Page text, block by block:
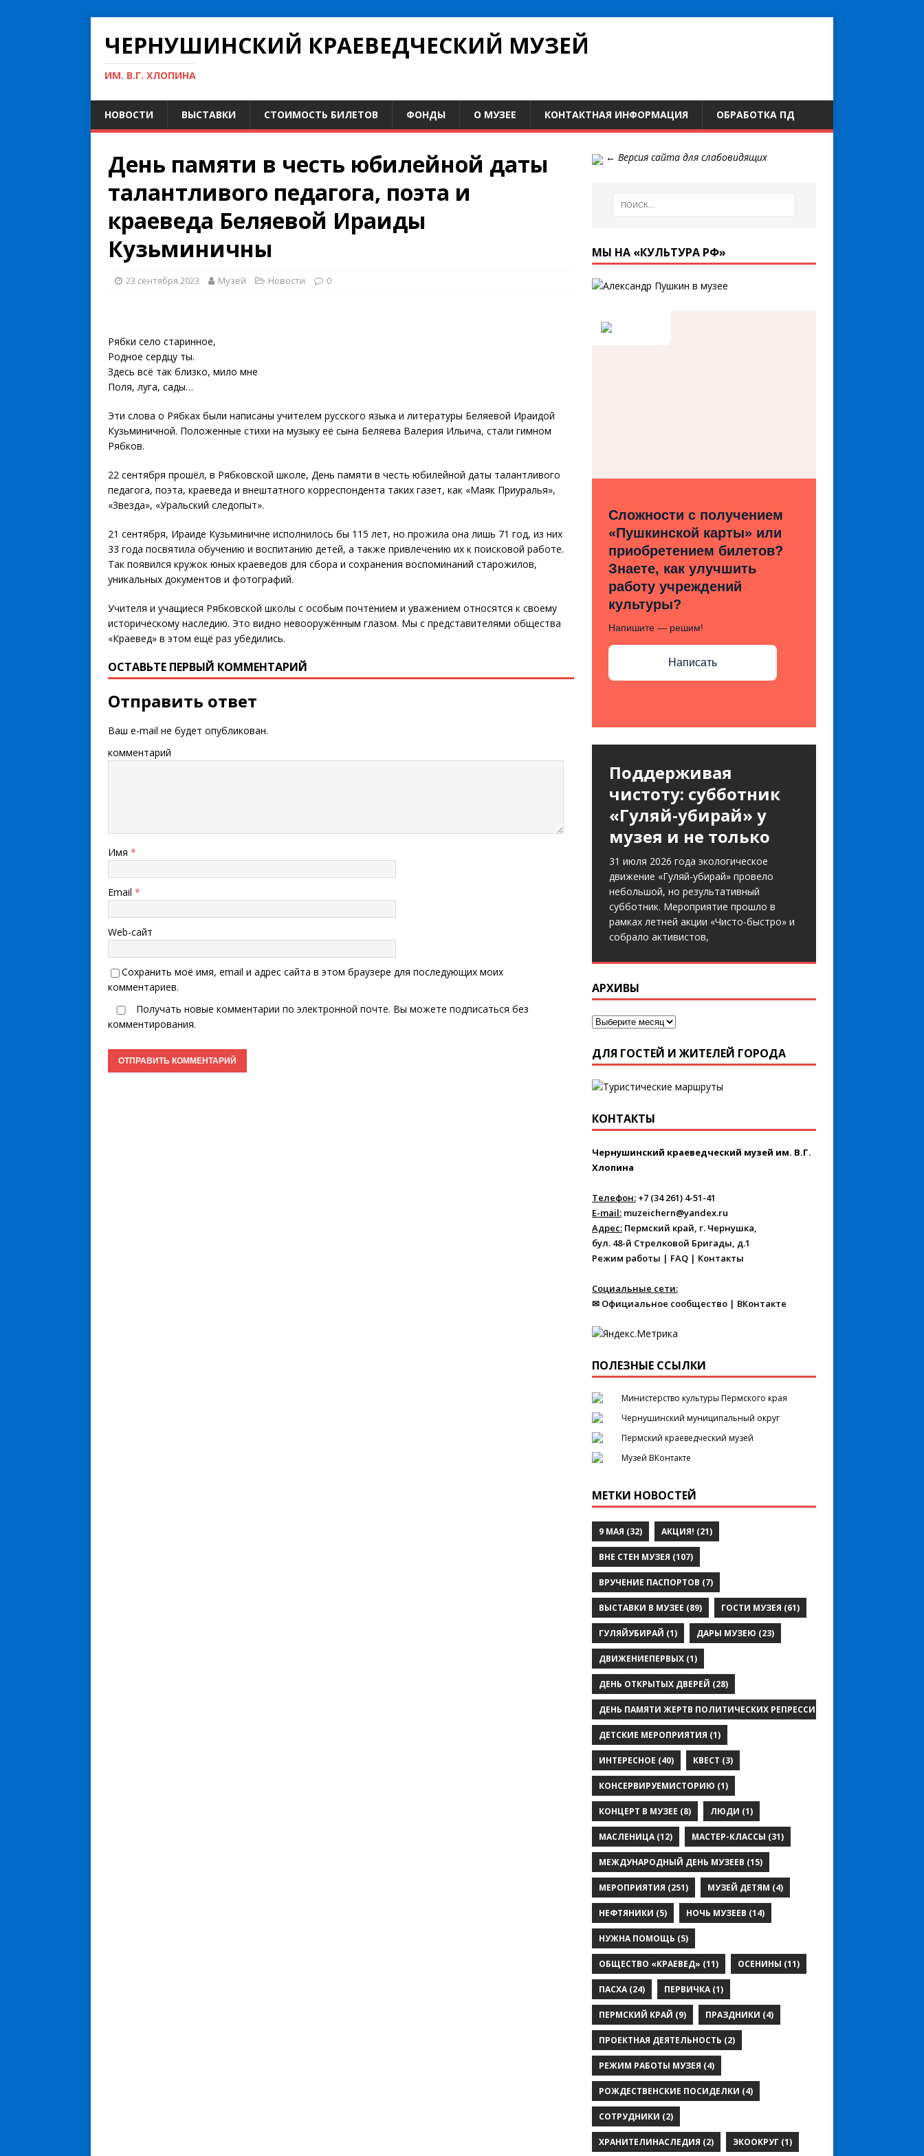
ЧЕРНУШИНСКИЙ КРАЕВЕДЧЕСКИЙ МУЗЕЙ
ИМ. В.Г. ХЛОПИНА
НОВОСТИ ВЫСТАВКИ СТОИМОСТЬ БИЛЕТОВ ФОНДЫ О МУЗЕЕ КОНТАКТНАЯ ИНФОРМАЦИЯ ОБРАБОТКА ПД
День памяти в честь юбилейной даты
талантливого педагога, поэта и
краеведа Беляевой Ираиды
Кузьминичны
23 сентября 2023 Музей Новости 0
Рябки село старинное,
Родное сердцу ты.
Здесь всё так близко, мило мне
Поля, луга, сады…
Эти слова о Рябках были написаны учителем русского языка и литературы Беляевой Ираидой
Кузьминичной. Положенные стихи на музыку её сына Беляева Валерия Ильича, стали гимном
Рябков.
22 сентября прошёл, в Рябковской школе, День памяти в честь юбилейной даты талантливого
педагога, поэта, краеведа и внештатного корреспондента таких газет, как «Маяк Приуралья»,
«Звезда», «Уральский следопыт».
21 сентября, Ираиде Кузьминичне исполнилось бы 115 лет, но прожила она лишь 71 год, из них
33 года посвятила обучению и воспитанию детей, а также привлечению их к поисковой работе.
Так появился кружок юных краеведов для сбора и сохранения воспоминаний старожилов,
уникальных документов и фотографий.
Учителя и учащиеся Рябковской школы с особым почтением и уважением относятся к своему
историческому наследию. Это видно невооружённым глазом. Мы с представителями общества
«Краевед» в этом ещё раз убедились.
ОСТАВЬТЕ ПЕРВЫЙ КОММЕНТАРИЙ
Отправить ответ
Ваш e-mail не будет опубликован.
комментарий
Имя *
Email *
Web-сайт
Сохранить моё имя, email и адрес сайта в этом браузере для последующих моих
комментариев.
Получать новые комментарии по электронной почте. Вы можете подписаться без
комментирования.
← Версия сайта для слабовидящих
МЫ НА «КУЛЬТУРА РФ»
Сложности с получением
«Пушкинской карты» или
приобретением билетов?
Знаете, как улучшить
работу учреждений
культуры?
Напишите — решим!
Написать
Поддерживая
чистоту: субботник
«Гуляй-убирай» у
музея и не только
31 июля 2026 года экологическое
движение «Гуляй-убирай» провело
небольшой, но результативный
субботник. Мероприятие прошло в
рамках летней акции «Чисто-быстро» и
собрало активистов,
АРХИВЫ
ДЛЯ ГОСТЕЙ И ЖИТЕЛЕЙ ГОРОДА
КОНТАКТЫ
Чернушинский краеведческий музей им. В.Г.
Хлопина
Телефон:+7 (34 261) 4-51-41
E-mail: muzeichern@yandex.ru
Адрес:Пермский край, г. Чернушка,
бул. 48-й Стрелковой Бригады, д.1
Режим работы | FAQ| Контакты
Социальные сети:
✉ Официальное сообщество | ВКонтакте
ПОЛЕЗНЫЕ ССЫЛКИ
Министерство культуры Пермского края
Чернушинский муниципальный округ
Пермский краеведческий музей
Музей ВКонтакте
МЕТКИ НОВОСТЕЙ
9 МАЯ (32) АКЦИЯ! (21)
ВНЕ СТЕН МУЗЕЯ (107)
ВРУЧЕНИЕ ПАСПОРТОВ (7)
ВЫСТАВКИ В МУЗЕЕ (89) ГОСТИ МУЗЕЯ (61)
ГУЛЯЙУБИРАЙ (1) ДАРЫ МУЗЕЮ (23)
ДВИЖЕНИЕПЕРВЫХ(1)
ДЕНЬ ОТКРЫТЫХ ДВЕРЕЙ (28)
ДЕНЬ ПАМЯТИ ЖЕРТВ ПОЛИТИЧЕСКИХ РЕПРЕССИЙ
ДЕТСКИЕ МЕРОПРИЯТИЯ (1)
ИНТЕРЕСНОЕ (40) КВЕСТ (3)
КОНСЕРВИРУЕМИСТОРИЮ (1)
КОНЦЕРТ В МУЗЕЕ (8) ЛЮДИ (1)
МАСЛЕНИЦА(12) МАСТЕР-КЛАССЫ (31)
МЕЖДУНАРОДНЫЙ ДЕНЬ МУЗЕЕВ (15)
МЕРОПРИЯТИЯ (251) МУЗЕЙ ДЕТЯМ (4)
НЕФТЯНИКИ (5) НОЧЬ МУЗЕЕВ (14)
НУЖНА ПОМОЩЬ (5)
ОБЩЕСТВО «КРАЕВЕД» (11) ОСЕНИНЫ (11)
ПАСХА(24) ПЕРВИЧКА(1)
ПЕРМСКИЙ КРАЙ (9) ПРАЗДНИКИ (4)
ПРОЕКТНАЯ ДЕЯТЕЛЬНОСТЬ (2)
РЕЖИМ РАБОТЫ МУЗЕЯ (4)
РОЖДЕСТВЕНСКИЕ ПОСИДЕЛКИ (4)
СОТРУДНИКИ (2)
ХРАНИТЕЛИНАСЛЕДИЯ (2) ЭКООКРУГ(1)